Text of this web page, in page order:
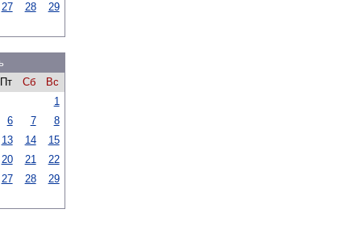
27 28
29
Пт Сб
Вс
1
6 7
8
13 14
15
20 21
22
27 28
29